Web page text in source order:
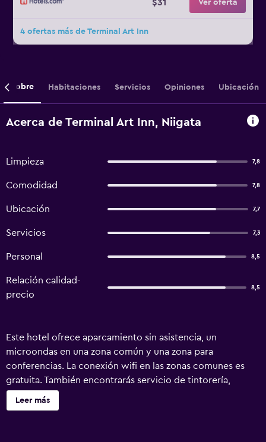
$31 Ver oferta
4 ofertas más de Terminal Art Inn
Sobre Habitaciones Servicios Opiniones Ubicación
Acerca de Terminal Art Inn, Niigata
Limpieza 7,8
Comodidad 7,8
Ubicación 7,7
Servicios 7,3
Personal 8,5
Relación calidad-
precio
8,5
Este hotel ofrece aparcamiento sin asistencia, un
microondas en una zona común y una zona para
conferencias. La conexión wifi en las zonas comunes es
gratuita. También encontrarás servicio de tintorería,
lavandería y servicio de recepción 24 horas. Terminal Art
Inn ofrece 139 alojamientos con aire acondicionado,
Leer más